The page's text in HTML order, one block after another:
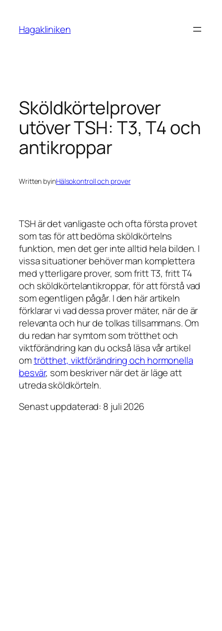
content
Hagakliniken
Sköldkörtelprover
utöver TSH: T3, T4 och
antikroppar
Written byinHälsokontroll och prover
TSH är det vanligaste och ofta första provet
som tas för att bedöma sköldkörtelns
funktion, men det ger inte alltid hela bilden. I
vissa situationer behöver man komplettera
med ytterligare prover, som fritt T3, fritt T4
och sköldkörtelantikroppar, för att förstå vad
som egentligen pågår. I den här artikeln
förklarar vi vad dessa prover mäter, när de är
relevanta och hur de tolkas tillsammans. Om
du redan har symtom som trötthet och
viktförändring kan du också läsa vår artikel
omtrötthet, viktförändring och hormonella
besvär, som beskriver när det är läge att
utreda sköldkörteln.
Senast uppdaterad: 8 juli 2026